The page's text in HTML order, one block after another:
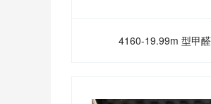
4160-19.99m 型甲